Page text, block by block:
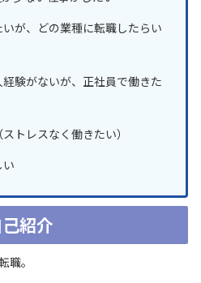
が、どの業種に転職したらい
験がないが、正社員で働きた
トレスなく働きたい）
紹介
職。